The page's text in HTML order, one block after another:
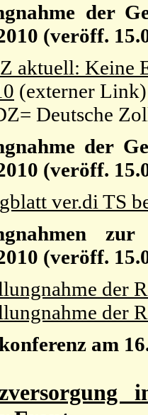
der
(veröff.
aktuell: Keine
(externer Link)
Deutsche
der
(veröff.
ver.di TS
zur
(veröff.
der
der
am